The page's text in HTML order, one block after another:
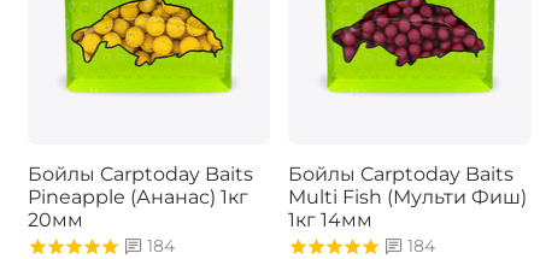
Бойлы Carptoday Baits
Pineapple (Ананас) 1кг
20мм
184
Бойлы Carptoday Baits
Multi Fish (Мульти Фиш)
1кг 14мм
184